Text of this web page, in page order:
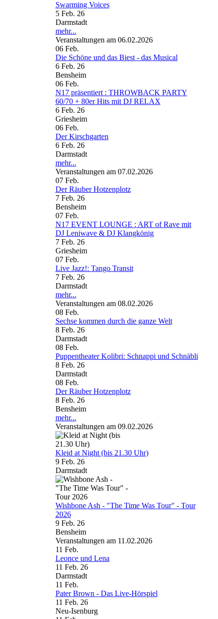
Swarming Voices
5 Feb. 26
Darmstadt
mehr...
Veranstaltungen am 06.02.2026
06 Feb.
Die Schöne und das Biest - das Musical
6 Feb. 26
Bensheim
06 Feb.
N17 präsentiert : THROWBACK PARTY
60/70 + 80er Hits mit DJ RELAX
6 Feb. 26
Griesheim
06 Feb.
Der Kirschgarten
6 Feb. 26
Darmstadt
mehr...
Veranstaltungen am 07.02.2026
07 Feb.
Der Räuber Hotzenplotz
7 Feb. 26
Bensheim
07 Feb.
N17 EVENT LOUNGE : ART of Rave mit
DJ Leniwave & DJ Klangkönig
7 Feb. 26
Griesheim
07 Feb.
Live Jazz!: Tango Transit
7 Feb. 26
Darmstadt
mehr...
Veranstaltungen am 08.02.2026
08 Feb.
Sechse kommen durch die ganze Welt
8 Feb. 26
Darmstadt
08 Feb.
Puppentheater Kolibri: Schnappi und Schnäbli
8 Feb. 26
Darmstadt
08 Feb.
Der Räuber Hotzenplotz
8 Feb. 26
Bensheim
mehr...
Veranstaltungen am 09.02.2026
Kleid at Night (bis 21.30 Uhr)
9 Feb. 26
Darmstadt
Wishbone Ash - "The Time Was Tour" - Tour
2026
9 Feb. 26
Bensheim
Veranstaltungen am 11.02.2026
11 Feb.
Leonce und Lena
11 Feb. 26
Darmstadt
11 Feb.
Pater Brown - Das Live-Hörspiel
11 Feb. 26
Neu-Isenburg